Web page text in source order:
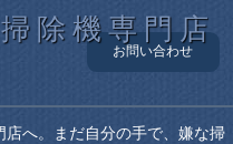
除機専門店
お問い合わせ
へ。まだ自分の手で、嫌な掃